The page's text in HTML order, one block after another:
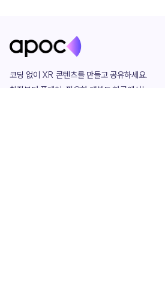
코딩 없이 XR 콘텐츠를 만들고 공유하세요.
창작부터 플레이, 필요한 애셋도 한곳에서!